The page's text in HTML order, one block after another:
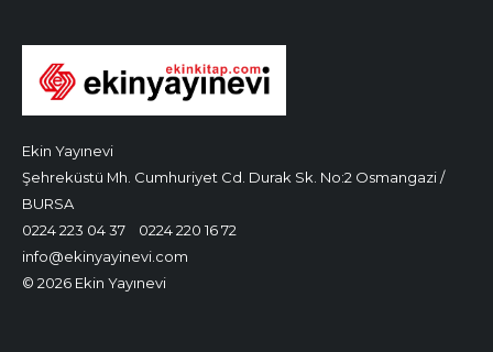
Ekin Yayınevi
Şehreküstü Mh. Cumhuriyet Cd. Durak Sk. No:2 Osmangazi /
BURSA
0224 223 04 37
0224 220 16 72
info@ekinyayinevi.com
© 2026 Ekin Yayınevi